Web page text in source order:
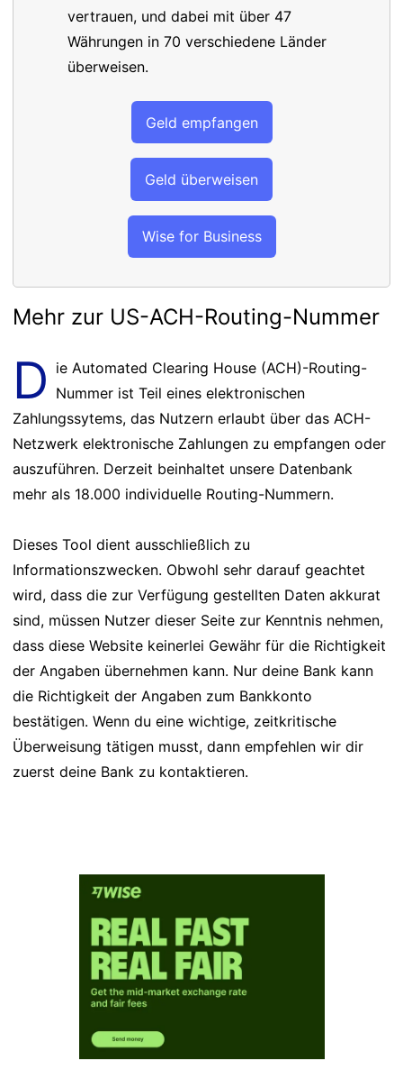
vertrauen, und dabei mit über 47
Währungen in 70 verschiedene Länder
überweisen.
Geld empfangen
Geld überweisen
Wise for Business
Mehr zur US-ACH-Routing-Nummer
D ie Automated Clearing House (ACH)-Routing-
Nummer ist Teil eines elektronischen
Zahlungssytems, das Nutzern erlaubt über das ACH-
Netzwerk elektronische Zahlungen zu empfangen oder
auszuführen. Derzeit beinhaltet unsere Datenbank
mehr als 18.000 individuelle Routing-Nummern.
Dieses Tool dient ausschließlich zu
Informationszwecken. Obwohl sehr darauf geachtet
wird, dass die zur Verfügung gestellten Daten akkurat
sind, müssen Nutzer dieser Seite zur Kenntnis nehmen,
dass diese Website keinerlei Gewähr für die Richtigkeit
der Angaben übernehmen kann. Nur deine Bank kann
die Richtigkeit der Angaben zum Bankkonto
bestätigen. Wenn du eine wichtige, zeitkritische
Überweisung tätigen musst, dann empfehlen wir dir
zuerst deine Bank zu kontaktieren.